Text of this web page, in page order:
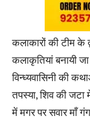
कलाकारों की टीम के
कलाकृतियां बनायी
विन्ध्यवासिनी की
तपस्या, शिव की जटा
में मगर पर सवार माँ